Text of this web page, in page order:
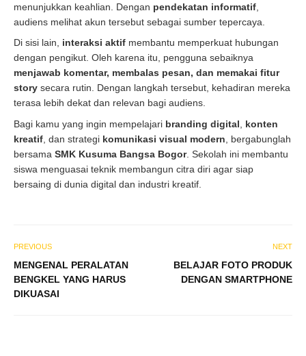
menunjukkan keahlian. Dengan pendekatan informatif
audiens melihat akun tersebut sebagai sumber tepercaya.
Di sisi lain, interaksi aktif membantu memperkuat hubungan
dengan pengikut. Oleh karena itu, pengguna sebaiknya
menjawab komentar, membalas pesan, dan memakai fitur
story secara rutin. Dengan langkah tersebut, kehadiran mereka
terasa lebih dekat dan relevan bagi audiens.
Bagi kamu yang ingin mempelajari branding digital
konten
kreatif , dan strategi komunikasi visual modern , bergabunglah
bersama SMK Kusuma Bangsa Bogor. Sekolah ini membantu
siswa menguasai teknik membangun citra diri agar siap
bersaing di dunia digital dan industri kreatif.
PREVIOUS
MENGENAL PERALATAN
BENGKEL YANG HARUS
DIKUASAI
NEXT
BELAJAR FOTO PRODUK
DENGAN SMARTPHONE